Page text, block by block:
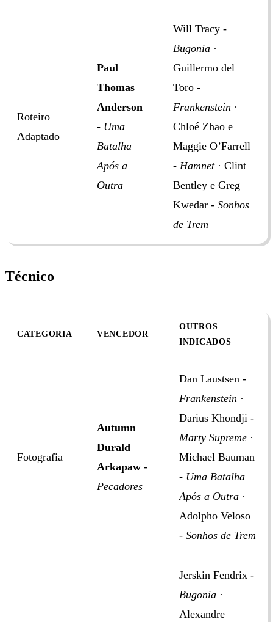
Roteiro
Adaptado
Paul
Thomas
Anderson
- Uma
Batalha
Após a
Outra
Will Tracy -
Bugonia ·
Guillermo del
Toro -
Frankenstein ·
Chloé Zhao e
Maggie O’Farrell
- Hamnet· Clint
Bentley e Greg
Kwedar - Sonhos
de Trem
Técnico
CATEGORIA VENCEDOR
OUTROS
INDICADOS
Fotografia
Autumn
Durald
Arkapaw -
Pecadores
Dan Laustsen -
Frankenstein ·
Darius Khondji -
Marty Supreme ·
Michael Bauman
- Uma Batalha
Após a Outra ·
Adolpho Veloso
- Sonhos de Trem
Jerskin Fendrix -
Bugonia ·
Alexandre